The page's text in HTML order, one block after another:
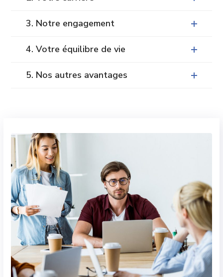
3. Notre engagement
4. Votre équilibre de vie
5. Nos autres avantages